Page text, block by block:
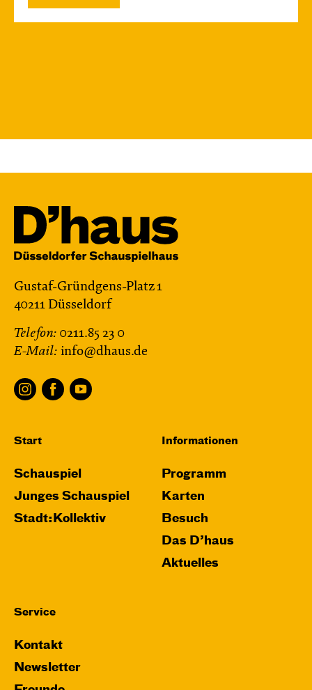
Gustaf-Gründgens-Platz 1
40211 Düsseldorf
Telefon: 0211.85 23 0
E-Mail: info@dhaus.de
Start
Schauspiel
Junges Schauspiel
Stadt:Kollektiv
Informationen
Programm
Karten
Besuch
Das D’haus
Aktuelles
Service
Kontakt
Newsletter